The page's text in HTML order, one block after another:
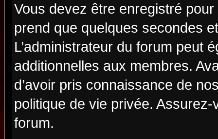
Vous devez être enregistré
prend que quelques secondes
L’administrateur du forum peut
additionnelles aux membres.
d’avoir pris connaissance de
politique de vie privée.
forum.